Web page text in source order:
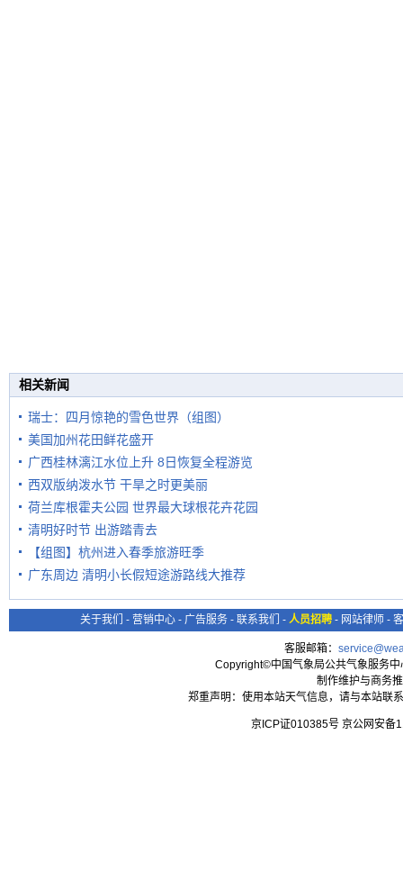
相关新闻
瑞士：四月惊艳的雪色世界（组图）
美国加州花田鲜花盛开
广西桂林漓江水位上升 8日恢复全程游览
西双版纳泼水节 干旱之时更美丽
荷兰库根霍夫公园 世界最大球根花卉花园
清明好时节 出游踏青去
【组图】杭州进入春季旅游旺季
广东周边 清明小长假短途游路线大推荐
关于我们 - 营销中心 - 广告服务 - 联系我们 - 人员招聘 - 网站律师 -
客服邮箱：
Copyright©中国气象局公共气象服务
制作维护与商务
郑重声明：使用本站天气信息，请与本站联
京ICP证010385号 京公网安备